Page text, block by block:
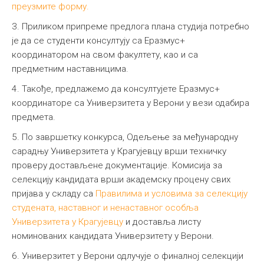
преузмите форму.
3. Приликом припреме предлога плана студија потребно
је да се студенти консултују са Еразмус+
координатором на свом факултету, као и са
предметним наставницима.
4. Такође, предлажемо да консултујете Еразмус+
координаторе са Универзитета у Верони у вези одабира
предмета.
5. По завршетку конкурса, Одељење за међународну
сарадњу Универзитета у Крагујевцу врши техничку
проверу достављене документације. Комисија за
селекцију кандидата врши академску процену свих
пријава у складу са Правилима и условима за селекцију
студената, наставног и ненаставног особља
Универзитета у Крагујевцу и доставља листу
номинованих кандидата Универзитету у Верони.
6. Универзитет у Верони одлучује о финалној селекцији